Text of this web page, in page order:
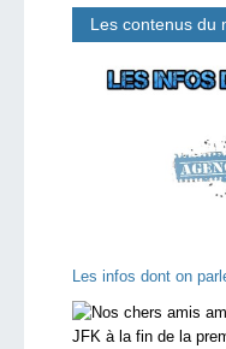
Les contenus du
Les infos dont on